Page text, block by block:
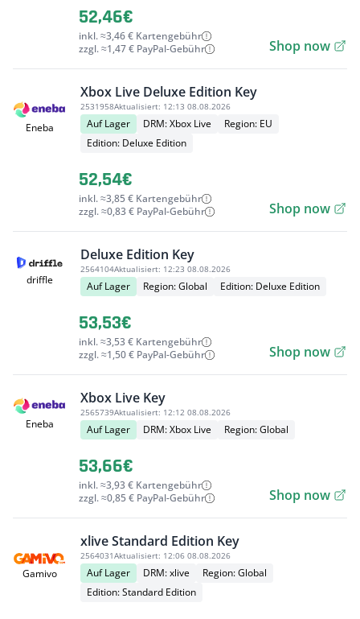
52,46€
inkl. ≈3,46 € Kartengebühr
zzgl. ≈1,47 € PayPal-Gebühr
Shop now
Eneba
Xbox Live Deluxe Edition Key
2531958Aktualisiert: 12:13 08.08.2026
Auf Lager DRM: Xbox Live
Region: EU
Edition: Deluxe Edition
52,54€
inkl. ≈3,85 € Kartengebühr
zzgl. ≈0,83 € PayPal-Gebühr
Shop now
driffle
Deluxe Edition Key
2564104Aktualisiert: 12:23 08.08.2026
Auf Lager Region: Global Edition: Deluxe Edition
53,53€
inkl. ≈3,53 € Kartengebühr
zzgl. ≈1,50 € PayPal-Gebühr
Shop now
Eneba
Xbox Live Key
2565739Aktualisiert: 12:12 08.08.2026
Auf Lager DRM: Xbox Live Region: Global
53,66€
inkl. ≈3,93 € Kartengebühr
zzgl. ≈0,85 € PayPal-Gebühr
Shop now
Gamivo
xlive Standard Edition Key
2564031Aktualisiert: 12:06 08.08.2026
Auf Lager DRM: xlive
Region: Global
Edition: Standard Edition